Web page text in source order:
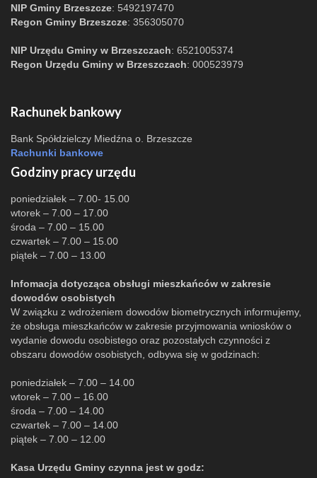
NIP Gminy Brzeszcze: 5492197470
Regon Gminy Brzeszcze: 356305070
NIP Urzędu Gminy w Brzeszczach: 6521005374
Regon Urzędu Gminy w Brzeszczach: 000523979
Rachunek bankowy
Bank Spółdzielczy Miedźna o. Brzeszcze
Rachunki bankowe
Godziny pracy urzędu
poniedziałek – 7.00- 15.00
wtorek – 7.00 – 17.00
środa – 7.00 – 15.00
czwartek – 7.00 – 15.00
piątek – 7.00 – 13.00
Infomacja dotycząca obsługi mieszkańców w zakresie
dowodów osobistych
W związku z wdrożeniem dowodów biometrycznych informujemy,
że obsługa mieszkańców w zakresie przyjmowania wniosków o
wydanie dowodu osobistego oraz pozostałych czynności z
obszaru dowodów osobistych, odbywa się w godzinach:
poniedziałek – 7.00 – 14.00
wtorek – 7.00 – 16.00
środa – 7.00 – 14.00
czwartek – 7.00 – 14.00
piątek – 7.00 – 12.00
Kasa Urzędu Gminy czynna jest w godz: